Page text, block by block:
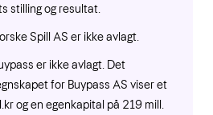
stilling og resultat.
Spill AS er ikke avlagt.
er ikke avlagt. Det
for Buypass AS viser et
og en egenkapital på 219 mill.